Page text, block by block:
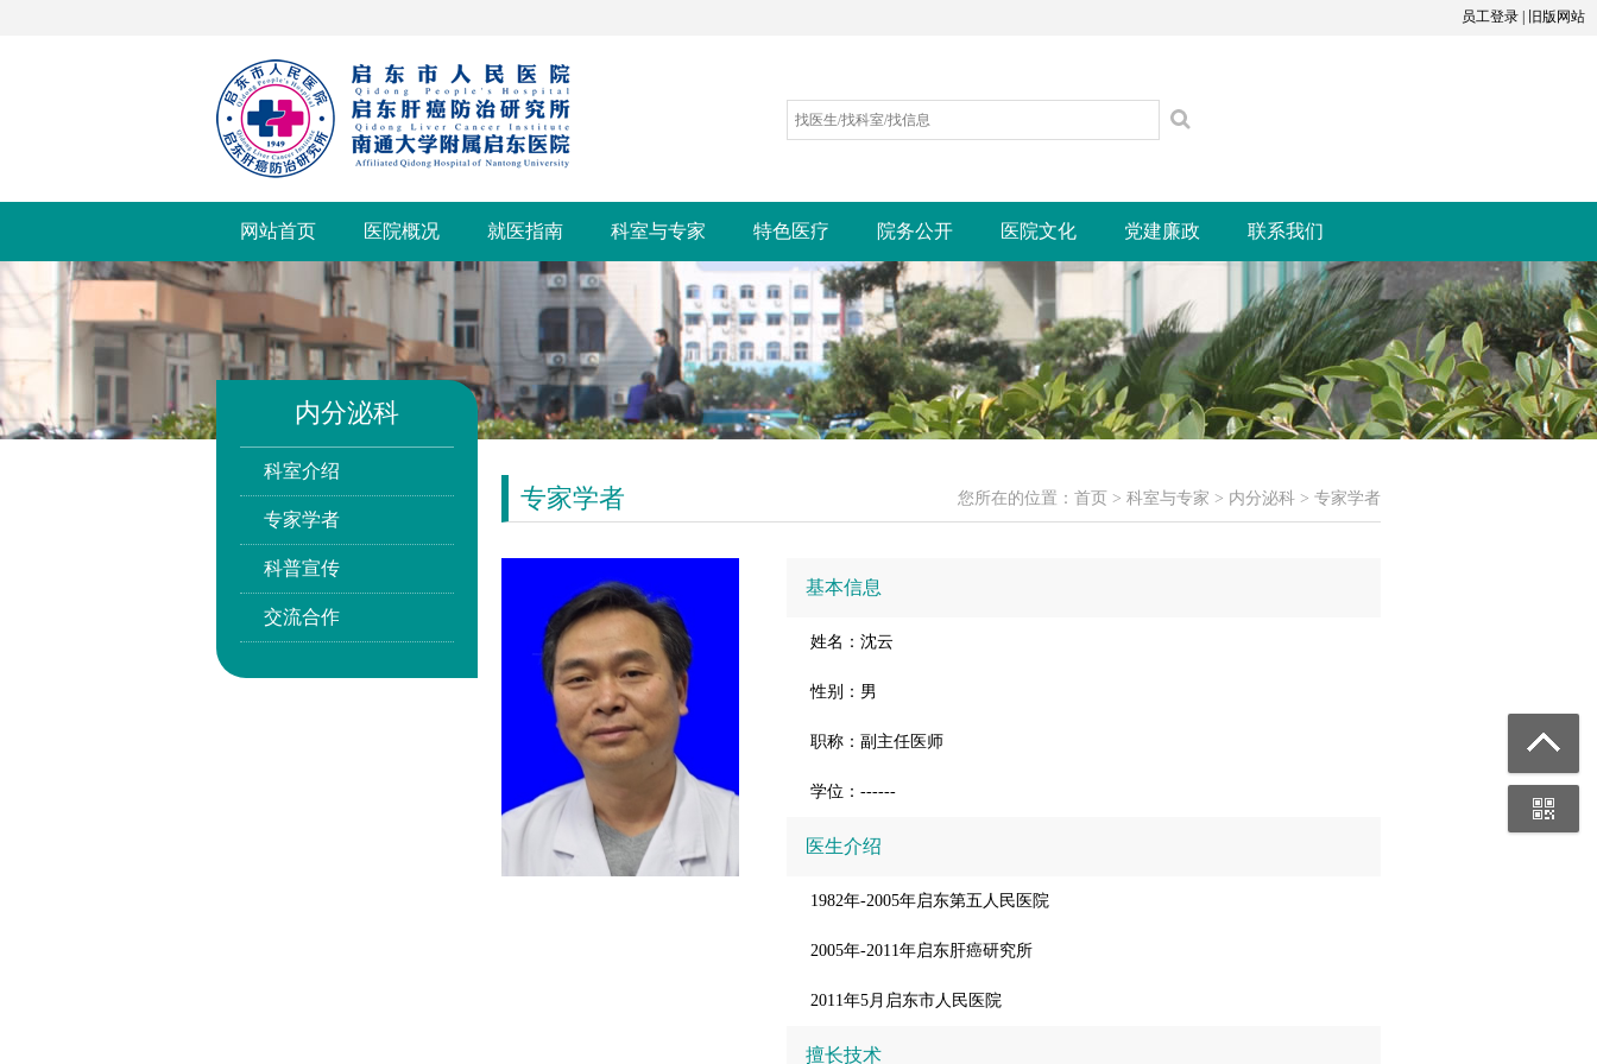
员工登录 旧版网站
网站首页 医院概况 就医指南 科室与专家 特色医疗 院务公开 医院文化 党建廉政 联系我们
内分泌科
科室介绍
专家学者
科普宣传
交流合作
专家学者 您所在的位置： 首页 > 科室与专家 > 内分泌科 > 专家学者
基本信息
姓名：沈云
性别：男
职称：副主任医师
学位：------
医生介绍
1982年-2005年启东第五人民医院
2005年-2011年启东肝癌研究所
2011年5月启东市人民医院
擅长技术